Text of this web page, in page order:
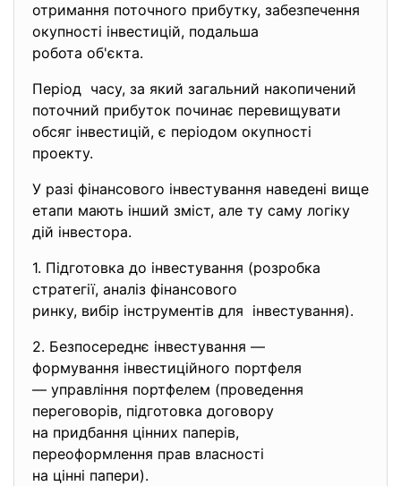
отримання поточного прибутку, забезпечення
окупності інвестицій, подальша
робота об'єкта.
Період часу, за який загальний накопичений
поточний прибуток починає перевищувати
обсяг інвестицій, є періодом окупності
проекту.
У разі фінансового інвестування наведені вище
етапи мають інший зміст, але ту саму логіку
дій інвестора.
1. Підготовка до інвестування (розробка
стратегії, аналіз фінансового
ринку, вибір інструментів для інвестування).
2. Безпосереднє інвестування —
формування інвестиційного портфеля
— управління портфелем (проведення
переговорів, підготовка договору
на придбання цінних паперів,
переоформлення прав власності
на цінні папери).